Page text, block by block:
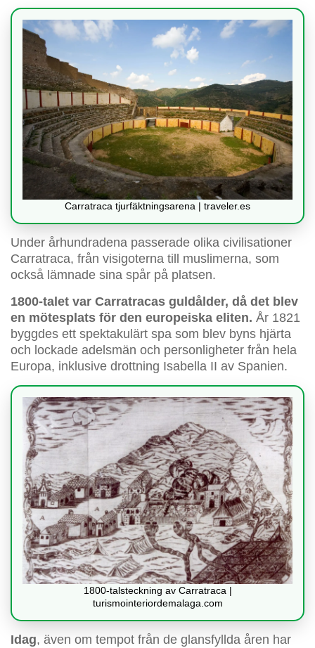
Carratraca tjurfäktningsarena | traveler.es
Under århundradena passerade olika civilisationer
Carratraca, från visigoterna till muslimerna, som
också lämnade sina spår på platsen.
1800-talet var Carratracas guldålder, då det blev
en mötesplats för den europeiska eliten. År 1821
byggdes ett spektakulärt spa som blev byns hjärta
och lockade adelsmän och personligheter från hela
Europa, inklusive drottning Isabella II av Spanien.
1800-talsteckning av Carratraca |
turismointeriordemalaga.com
Idag, även om tempot från de glansfyllda åren har